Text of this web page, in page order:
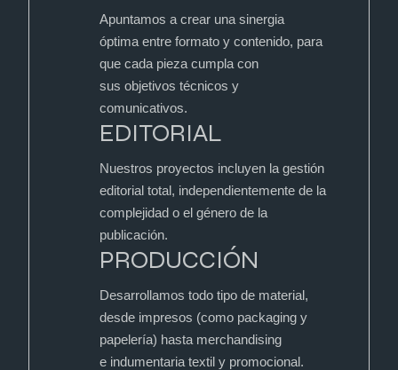
Apuntamos a crear una sinergia
óptima entre formato y contenido, para
que cada pieza cumpla con
sus objetivos técnicos y
comunicativos.
EDITORIAL
Nuestros proyectos incluyen la gestión
editorial total, independientemente de la
complejidad o el género de la
publicación.
PRODUCCIÓN
Desarrollamos todo tipo de material,
desde impresos (como packaging y
papelería) hasta merchandising
e indumentaria textil y promocional.